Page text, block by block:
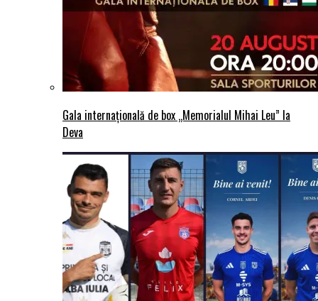
Gala internațională de box „Memorialul Mihai Leu” la
Deva